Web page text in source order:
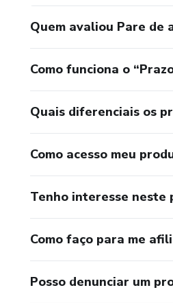
Quem avaliou Pare de
Como funciona o
Quais diferenciais os
Como acesso meu
Tenho interesse neste
Como faço para me
Posso denunciar um